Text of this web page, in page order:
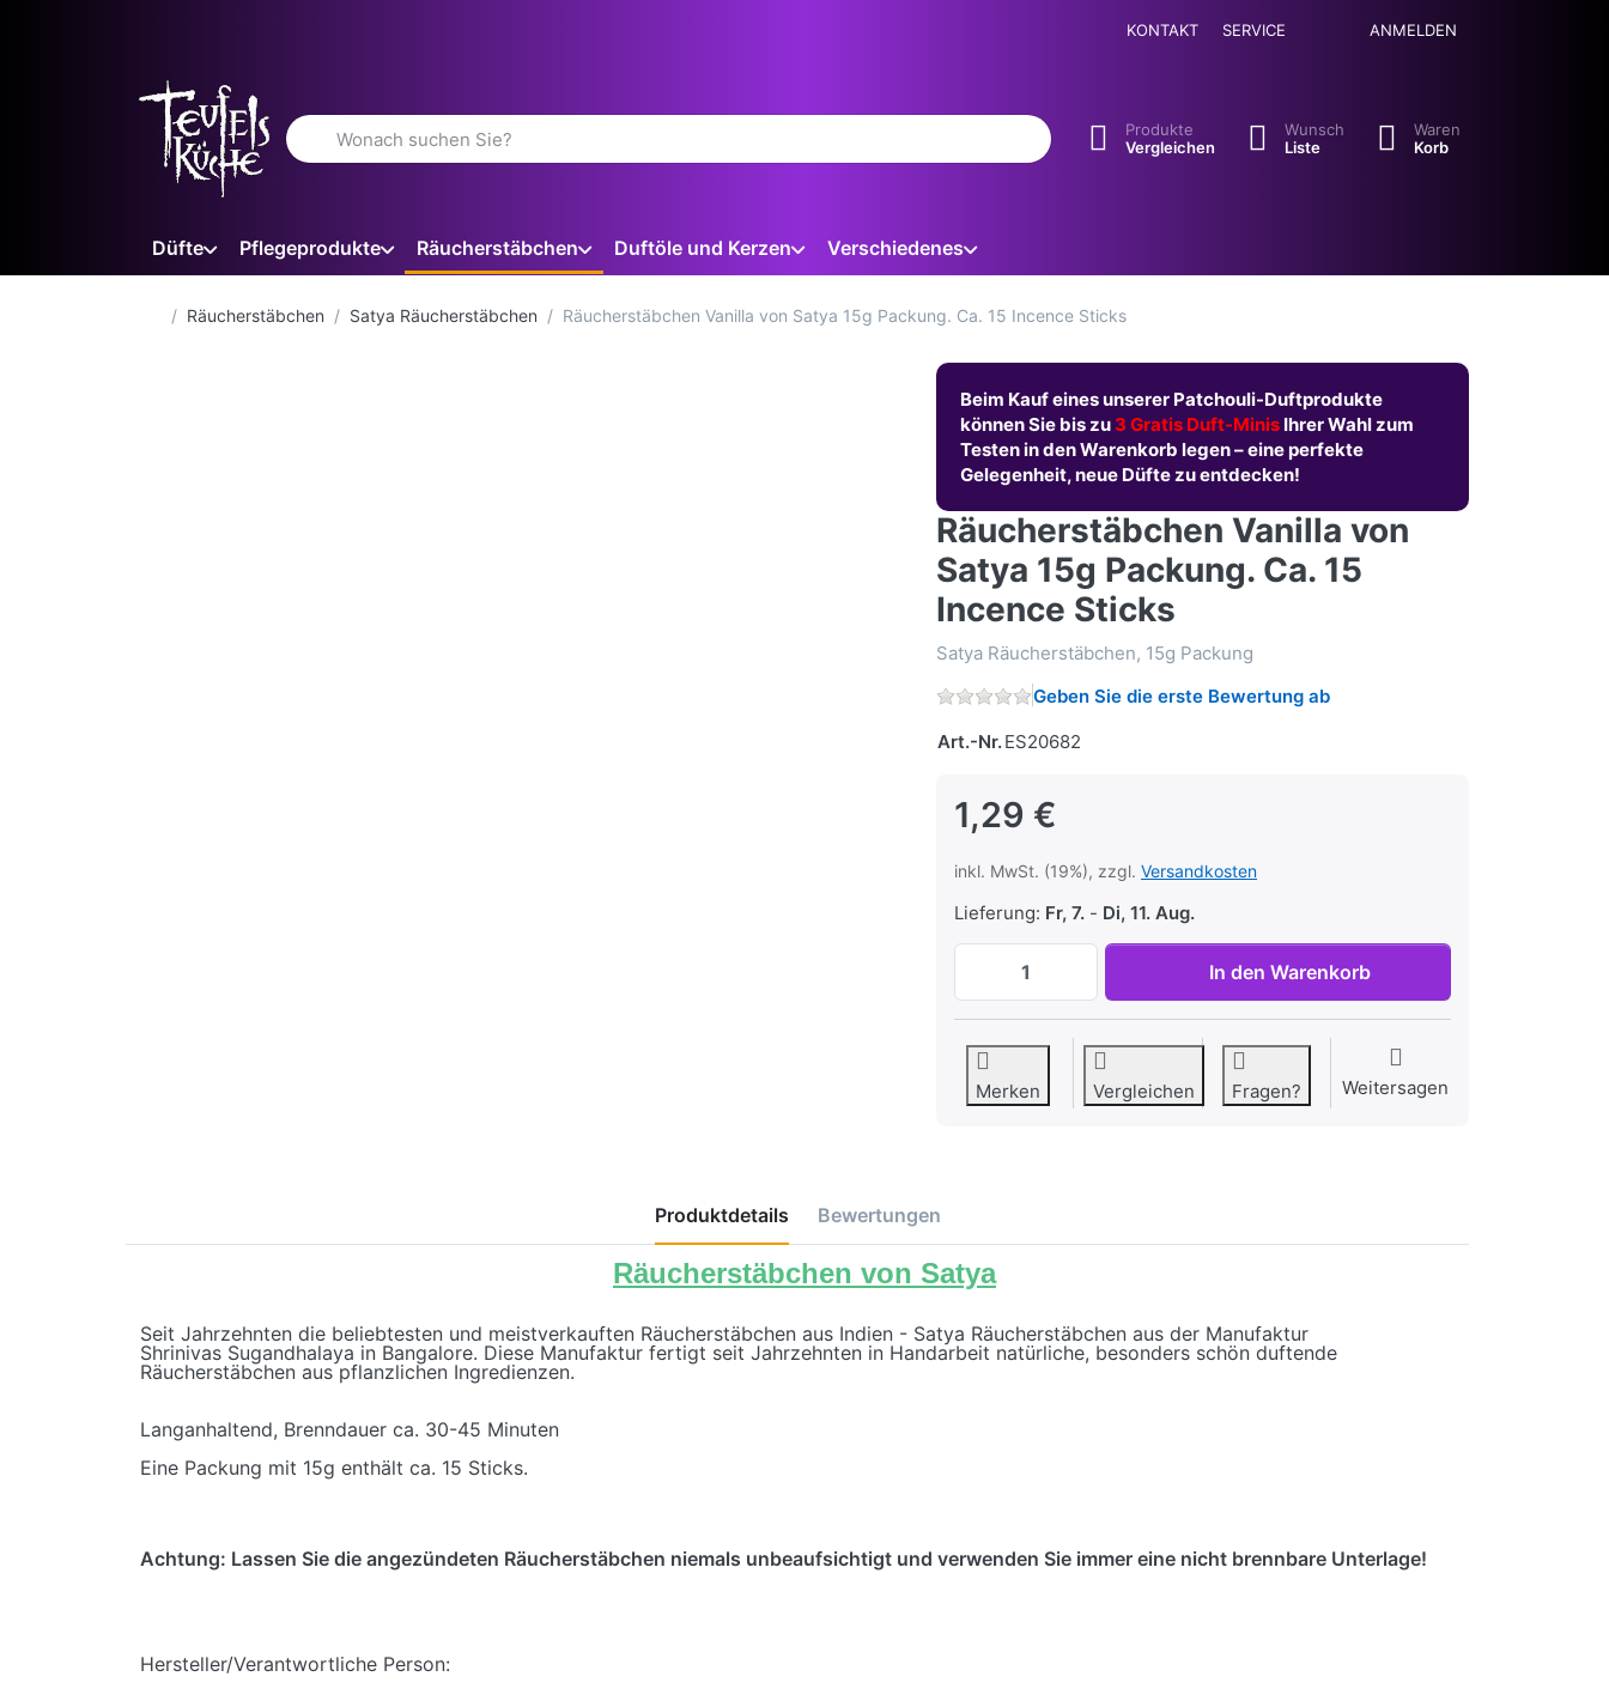
KONTAKT SERVICE ANMELDEN
Geben Sie einen Suchbegriff ein. Während Sie tippen, erscheinen automatisch erste Ergebnisse. Drücken Sie die Eingabetaste, um alle Ergebnisse
Produkte
Vergleichen
Wunsch
Liste
Waren
Korb
Düfte Pflegeprodukte Räucherstäbchen Duftöle und Kerzen Verschiedenes
Startseite
Räucherstäbchen Satya Räucherstäbchen Räucherstäbchen Vanilla von Satya 15g Packung. Ca. 15 Incence Sticks
Beim Kauf eines unserer Patchouli-Duftprodukte
können Sie bis zu 3 Gratis Duft-Minis Ihrer Wahl zum
Testen in den Warenkorb legen – eine perfekte
Gelegenheit, neue Düfte zu entdecken!
Räucherstäbchen Vanilla von
Satya 15g Packung. Ca. 15
Incence Sticks
Satya Räucherstäbchen, 15g Packung
Geben Sie die erste Bewertung ab
Art.-Nr.ES20682
1,29 €
inkl. MwSt. (19%), zzgl. Versandkosten
Lieferung: Fr, 7. - Di, 11. Aug.
Räucherstäbchen Vanilla von Satya 15g Packung. Ca. 15
In den Warenkorb
Merken Vergleichen Fragen? Weitersagen
Produktdetails Bewertungen
Räucherstäbchen von Satya
Seit Jahrzehnten die beliebtesten und meistverkauften Räucherstäbchen aus Indien - Satya Räucherstäbchen aus der Manufaktur
Shrinivas Sugandhalaya in Bangalore. Diese Manufaktur fertigt seit Jahrzehnten in Handarbeit natürliche, besonders schön duftende
Räucherstäbchen aus pflanzlichen Ingredienzen.
Langanhaltend, Brenndauer ca. 30-45 Minuten
Eine Packung mit 15g enthält ca. 15 Sticks.
Achtung: Lassen Sie die angezündeten Räucherstäbchen niemals unbeaufsichtigt und verwenden Sie immer eine nicht brennbare Unterlage!
Hersteller/Verantwortliche Person: